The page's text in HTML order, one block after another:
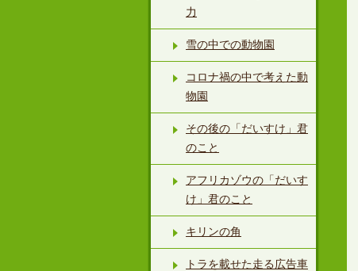
力
雪の中での動物園
コロナ禍の中で考えた動
物園
その後の「だいすけ」君
のこと
アフリカゾウの「だいす
け」君のこと
キリンの角
トラを載せた走る広告車